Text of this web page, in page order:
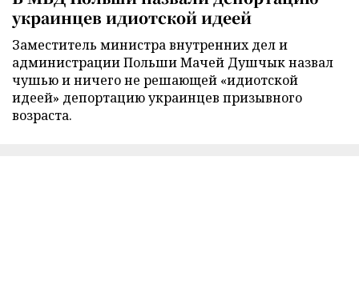
украинцев идиотской идеей
Заместитель министра внутренних дел и
администрации Польши Мачей Душчык назвал
чушью и ничего не решающей «идиотской
идеей» депортацию украинцев призывного
возраста.